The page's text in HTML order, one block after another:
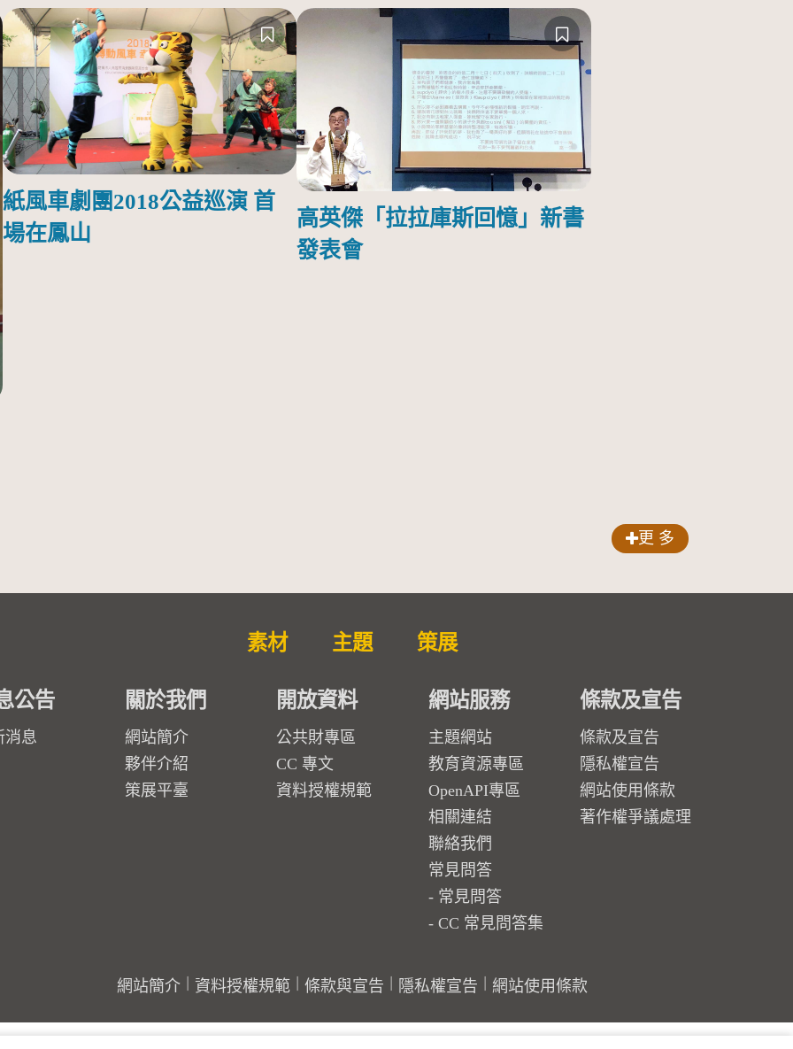
紙風車劇團2018公益巡演 首
場在鳳山
高英傑「拉拉庫斯回憶」新書
發表會
更 多
素材 主題 策展
公告
消息
關於我們
網站簡介
夥伴介紹
策展平臺
開放資料
公共財專區
CC 專文
資料授權規範
網站服務
主題網站
教育資源專區
OpenAPI專區
相關連結
聯絡我們
常見問答
常見問答
CC 常見問答集
條款及宣告
條款及宣告
隱私權宣告
網站使用條款
著作權爭議處理
網站簡介 資料授權規範 條款與宣告 隱私權宣告 網站使用條款